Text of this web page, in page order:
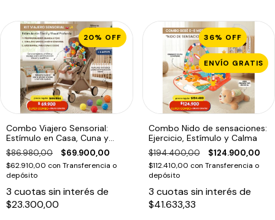
20% OFF
Combo Viajero Sensorial:
Estímulo en Casa, Cuna y
Paseo
$86.980,00 $69.900,00
$62.910,00 con Transferencia o
depósito
3 cuotas sin interés de
$23.300,00
36% OFF
ENVÍO GRATIS
Combo Nido de sensaciones:
Ejercicio, Estímulo y Calma
$194.400,00 $124.900,00
$112.410,00 con Transferencia o
depósito
3 cuotas sin interés de
$41.633,33